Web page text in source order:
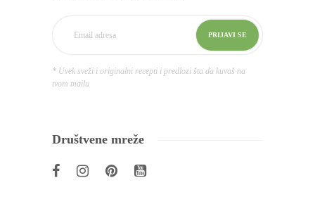
* Uvek sveži i originalni recepti i predlozi šta da kuvaš na
tvom mailu
Društvene mreže